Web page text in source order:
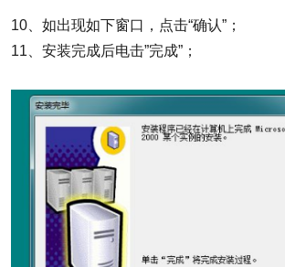
10、如出现如下窗口，点击“确认”；
11、安装完成后电击”完成”；